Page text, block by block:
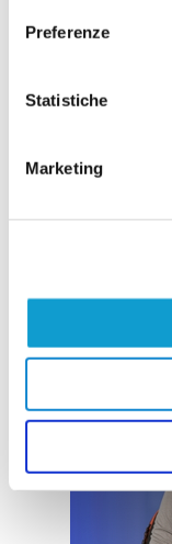
Preferenze
Statistiche
Marketing